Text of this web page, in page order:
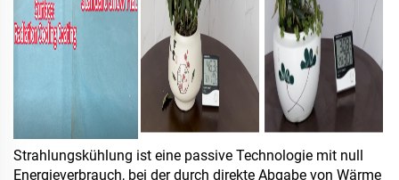
Strahlungskühlung ist eine passive Technologie mit null
Energieverbrauch, bei der durch direkte Abgabe von Wärme